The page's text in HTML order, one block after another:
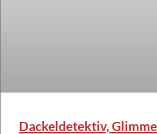
Dackeldetektiv,